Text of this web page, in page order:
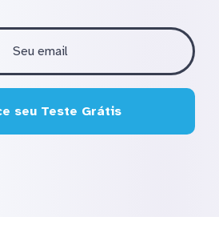
seu Teste Grátis